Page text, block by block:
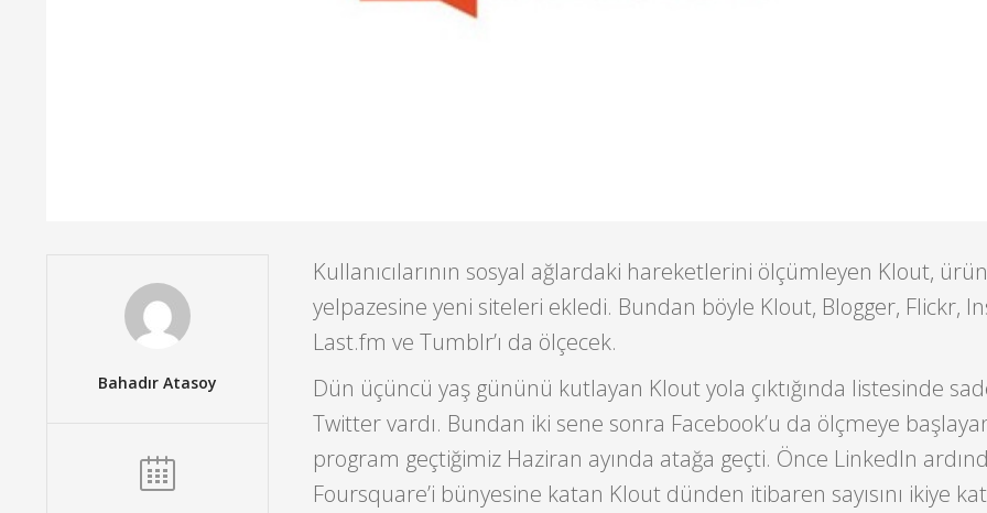
Bahadır Atasoy
Kullanıcılarının sosyal ağlardaki hareketlerini ölçümleyen Klout, ürün
yelpazesine yeni siteleri ekledi. Bundan böyle Klout, Blogger, Flickr,
Last.fm ve Tumblr’ı da ölçecek.
Dün üçüncü yaş gününü kutlayan Klout yola çıktığında listesinde
Twitter vardı. Bundan iki sene sonra Facebook’u da ölçmeye
program geçtiğimiz Haziran ayında atağa geçti. Önce LinkedIn
Foursquare’i bünyesine katan Klout dünden itibaren sayısını ikiye